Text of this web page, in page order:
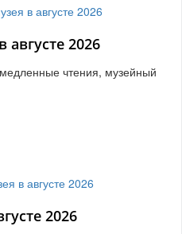
2026
чтения, музейный
2026